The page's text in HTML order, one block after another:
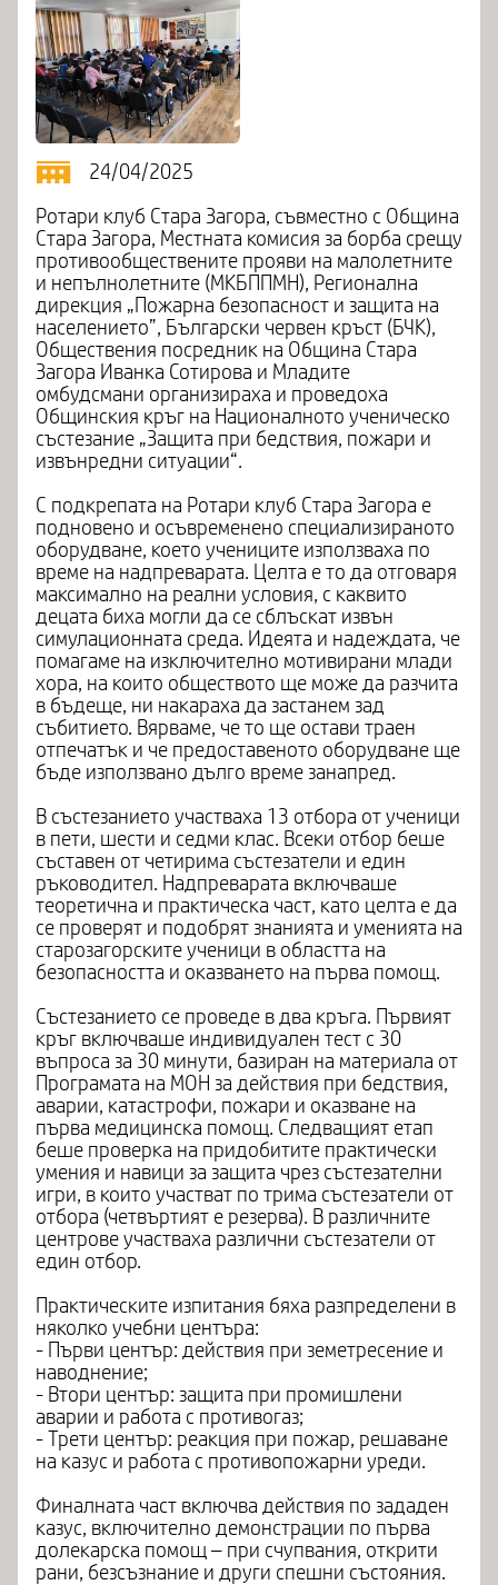
24/04/2025
Ротари клуб Стара Загора, съвместно с Община
Стара Загора, Местната комисия за борба срещу
противообществените прояви на малолетните
и непълнолетните (МКБППМН), Регионална
дирекция „Пожарна безопасност и защита на
населението”, Български червен кръст (БЧК),
Обществения посредник на Община Стара
Загора Иванка Сотирова и Младите
омбудсмани организираха и проведоха
Общинския кръг на Националното ученическо
състезание „Защита при бедствия, пожари и
извънредни ситуации“.
С подкрепата на Ротари клуб Стара Загора е
подновено и осъвременено специализираното
оборудване, което учениците използваха по
време на надпреварата. Целта е то да отговаря
максимално на реални условия, с каквито
децата биха могли да се сблъскат извън
симулационната среда. Идеята и надеждата, че
помагаме на изключително мотивирани млади
хора, на които обществото ще може да разчита
в бъдеще, ни накараха да застанем зад
събитието. Вярваме, че то ще остави траен
отпечатък и че предоставеното оборудване ще
бъде използвано дълго време занапред.
В състезанието участваха 13 отбора от ученици
в пети, шести и седми клас. Всеки отбор беше
съставен от четирима състезатели и един
ръководител. Надпреварата включваше
теоретична и практическа част, като целта е да
се проверят и подобрят знанията и уменията на
старозагорските ученици в областта на
безопасността и оказването на първа помощ.
Състезанието се проведе в два кръга. Първият
кръг включваше индивидуален тест с 30
въпроса за 30 минути, базиран на материала от
Програмата на МОН за действия при бедствия,
аварии, катастрофи, пожари и оказване на
първа медицинска помощ. Следващият етап
беше проверка на придобитите практически
умения и навици за защита чрез състезателни
игри, в които участват по трима състезатели от
отбора (четвъртият е резерва). В различните
центрове участваха различни състезатели от
един отбор.
Практическите изпитания бяха разпределени в
няколко учебни центъра:
- Първи център: действия при земетресение и
наводнение;
- Втори център: защита при промишлени
аварии и работа с противогаз;
- Трети център: реакция при пожар, решаване
на казус и работа с противопожарни уреди.
Финалната част включва действия по зададен
казус, включително демонстрации по първа
долекарска помощ – при счупвания, открити
рани, безсъзнание и други спешни състояния.